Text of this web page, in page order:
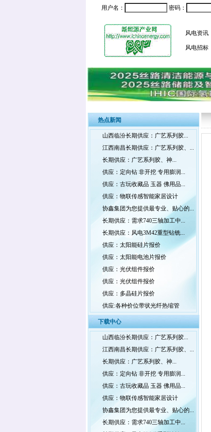
用户名： 密码：
风电资讯
风电招标
热点新闻
山西临汾长期供应：广艺系列胶...
江西南昌长期供应：广艺系列胶、...
长期供应：广艺系列胶、神...
供应：定向钻 非开挖 专用膨润...
供应：古玩收藏品 玉器 佛用品...
供应：物联传感智能家居设计
协鑫集团为您提供最专业、贴心的...
长期供应：需求740三轴加工中...
长期供应：风电3M42重型钻铣...
供应：太阳能硅片报价
供应：太阳能电池片报价
供应：光伏组件报价
供应：光伏组件报价
供应：多晶硅片报价
供应:各种价位带状光纤热缩管
下载中心
山西临汾长期供应：广艺系列胶...
江西南昌长期供应：广艺系列胶、...
长期供应：广艺系列胶、神...
供应：定向钻 非开挖 专用膨润...
供应：古玩收藏品 玉器 佛用品...
供应：物联传感智能家居设计
协鑫集团为您提供最专业、贴心的...
长期供应：需求740三轴加工中...